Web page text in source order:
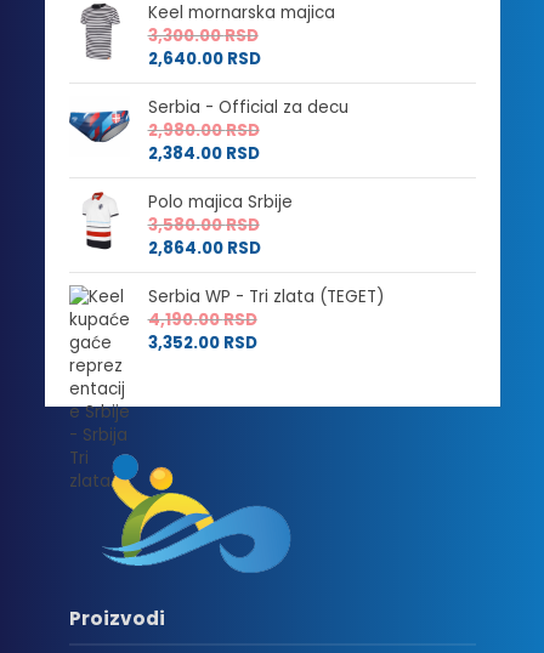
Keel mornarska majica
3,300.00RSD
2,640.00 RSD
Serbia - Official za decu
2,980.00RSD
2,384.00 RSD
Polo majica Srbije
3,580.00RSD
2,864.00 RSD
Serbia WP - Tri zlata (TEGET)
4,190.00RSD
3,352.00 RSD
Proizvodi